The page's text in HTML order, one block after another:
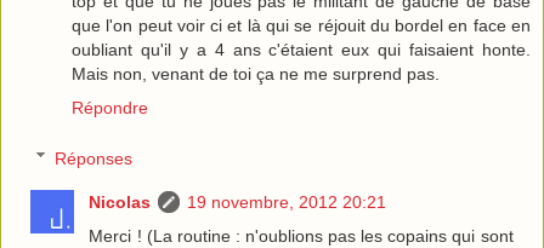
que l'on peut voir ci et là qui se réjouit du bordel en face en
oubliant qu'il y a 4 ans c'étaient eux qui faisaient honte.
Mais non, venant de toi ça ne me surprend pas.
Répondre
Réponses
Nicolas
19 novembre, 2012 20:21
Merci ! (La routine : n'oublions pas les copains qui sont